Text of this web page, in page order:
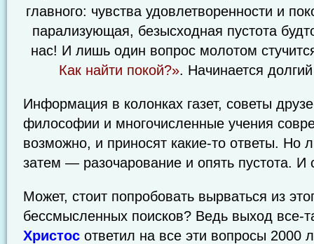
главного: чувства удовлетворенности и
парализующая, безысходная пустота
нас! И лишь один вопрос молотом
Как найти покой?». Начинается
Информация в колонках газет, советы
философии и многочисленные учения
возможно, и приносят какие-то ответы. Но
затем — разочарование и опять пустота. И
Может, стоит попробовать вырваться из
бессмысленных поисков? Ведь выход все-
Христос ответил на все эти вопросы 2000